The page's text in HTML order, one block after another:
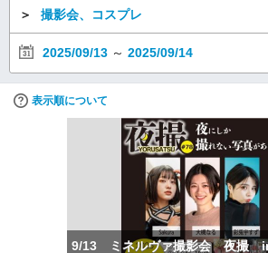
＞ 撮影会、コスプレ
2025/09/13 ～ 2025/09/14
表示順について
9/13 ミネルヴァ撮影会 夜撮